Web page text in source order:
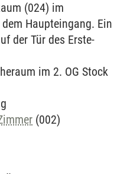
(024) im
Haupteingang. Ein
der Tür des Erste-
im 2. OG Stock
(002)